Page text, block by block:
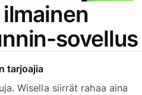
sovellus
tarjoajia
Wisella siirrät rahaa aina